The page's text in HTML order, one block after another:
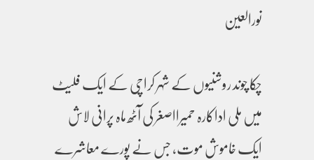
نورالعین
چکا چوند روشنیوں کے شہر کراچی کے ایک فلیٹ
میں ملی اداکارہ حمیرااصغر کی آٹھ ماہ پرانی لاش
ایک خاموش موت، جس نے پورے معاشرے